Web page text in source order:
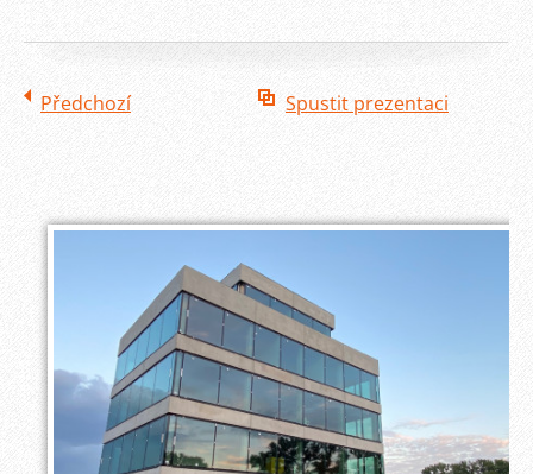
Předchozí Spustit prezentaci